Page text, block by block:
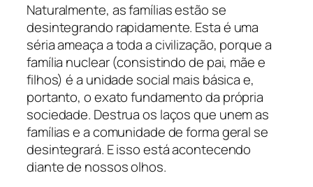
Naturalmente, as famílias estão se
desintegrando rapidamente. Esta é uma
séria ameaça a toda a civilização, porque a
família nuclear (consistindo de pai, mãe e
filhos) é a unidade social mais básica e,
portanto, o exato fundamento da própria
sociedade. Destrua os laços que unem as
famílias e a comunidade de forma geral se
desintegrará. E isso está acontecendo
diante de nossos olhos.